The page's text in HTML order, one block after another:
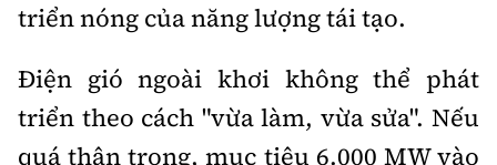
triển nóng của năng lượng tái tạo.
Điện gió ngoài khơi không thể phát
triển theo cách "vừa làm, vừa sửa". Nếu
quá thận trọng, mục tiêu 6.000 MW vào